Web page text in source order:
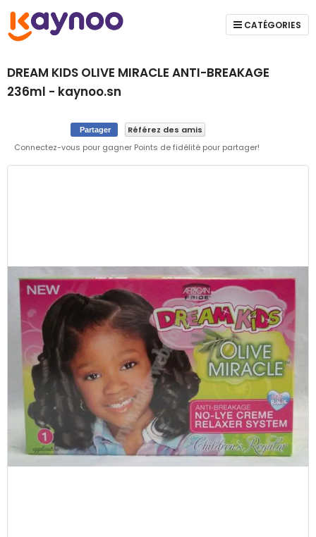
CATÉGORIES
DREAM KIDS OLIVE MIRACLE ANTI-BREAKAGE
236ml - kaynoo.sn
Partager
Référez des amis
Connectez-vous pour gagner Points de fidélité pour partager!
Skip
gallery